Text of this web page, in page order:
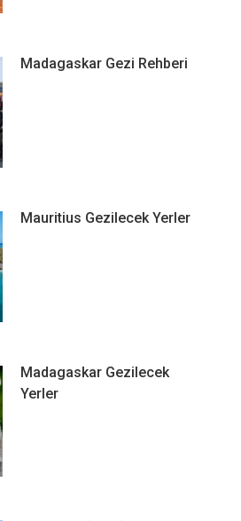
Madagaskar Gezi Rehberi
Mauritius Gezilecek Yerler
Madagaskar Gezilecek
Yerler